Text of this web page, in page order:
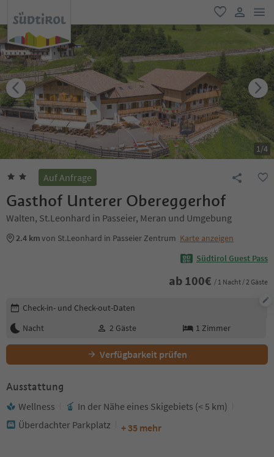
favorit
user link
1/4
Auf Anfrage
Gasthof Unterer Obereggerhof
Walten, St.Leonhard in Passeier, Meran und Umgebung
2.4 kmvon St.Leonhard in Passeier Zentrum Karte anzeigen
Südtirol Guest Pass
ab 100€ / 1 Nacht / 2 Gäste
Buchungsdetails bearbeiten
Check-in- und Check-out-Daten
Nacht
2 Gäste 1 Zimmer
Verfügbarkeit prüfen
Ausstattung
Wellness
In der Nähe eines Skigebiets (< 5 km)
Überdachter Parkplatz
+ 35 mehr